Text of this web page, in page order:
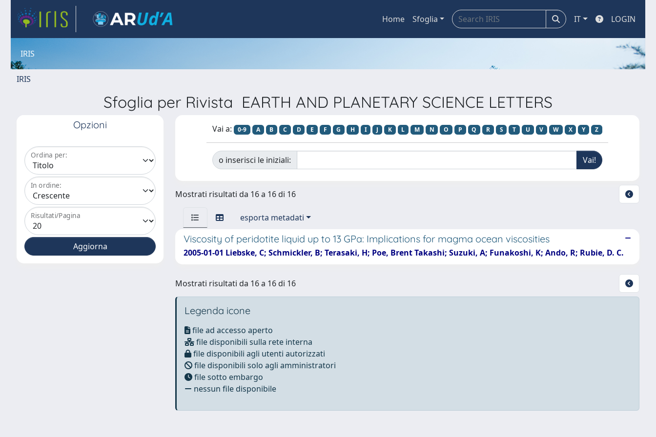
Home Sfoglia IT LOGIN
IRIS
IRIS
Sfoglia per Rivista EARTH AND PLANETARY SCIENCE LETTERS
Opzioni
Ordina per:
In ordine:
Risultati/Pagina
Vai a: 0-9 A B C D E F G H I J K L M N O P Q R S T U V W X Y Z
o inserisci le iniziali:
Mostrati risultati da 16 a 16 di 16
esporta metadati
Viscosity of peridotite liquid up to 13 GPa: Implications for magma ocean viscosities
2005-01-01 Liebske, C; Schmickler, B; Terasaki, H; Poe, Brent Takashi; Suzuki, A; Funakoshi, K; Ando, R; Rubie, D. C.
Mostrati risultati da 16 a 16 di 16
Legenda icone
file ad accesso aperto
file disponibili sulla rete interna
file disponibili agli utenti autorizzati
file disponibili solo agli amministratori
file sotto embargo
nessun file disponibile